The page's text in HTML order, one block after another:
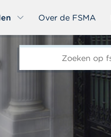
Over de FSMA